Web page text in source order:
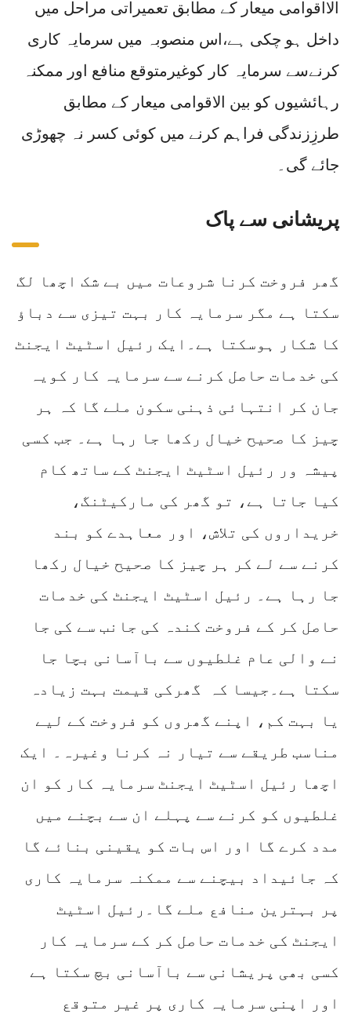
الااقوامی میعار کے مطابق تعمیراتی مراحل میں
داخل ہو چکی ہے،اس منصوبہ میں سرمایہ کاری
کرنےسے سرمایہ کار کوغیرمتوقع منافع اور ممکنہ
رہائشیوں کو بین الاقوامی میعار کے مطابق
طرزِزندگی فراہم کرنے میں کوئی کسر نہ چھوڑی
جائے گی۔
پریشانی سے پاک
گھر فروخت کرنا شروعات میں بے شک اچھا لگ
سکتا ہے مگر سرمایہ کار بہت تیزی سے دباؤ
کا شکار ہوسکتا ہے۔ایک رئیل اسٹیٹ ایجنٹ
کی خدمات حاصل کرنے سے سرمایہ کار کویہ
جان کر انتہائی ذہنی سکون ملے گا کہ ہر
چیز کا صحیح خیال رکھا جا رہا ہے۔ جب کسی
پیشہ ور رئیل اسٹیٹ ایجنٹ کے ساتھ کام
کیا جاتا ہے، تو گھر کی مارکیٹنگ،
خریداروں کی تلاش، اور معاہدے کو بند
کرنے سے لے کر ہر چیز کا صحیح خیال رکھا
جا رہا ہے۔ رئیل اسٹیٹ ایجنٹ کی خدمات
حاصل کر کے فروخت کندہ کی جانب سے کی جا
نے والی عام غلطیوں سے باآسانی بچا جا
سکتا ہے۔جیسا کہ گھرکی قیمت بہت زیادہ
یا بہت کم، اپنے گھروں کو فروخت کے لیے
مناسب طریقے سے تیار نہ کرنا وغیرہ۔ ایک
اچھا رئیل اسٹیٹ ایجنٹ سرمایہ کار کو ان
غلطیوں کو کرنے سے پہلے ان سے بچنے میں
مدد کرے گا اور اس بات کو یقینی بنائے گا
کہ جائیداد بیچنے سے ممکنہ سرمایہ کاری
پر بہترین منافع ملے گا۔رئیل اسٹیٹ
ایجنٹ کی خدمات حاصل کر کے سرمایہ کار
کسی بھی پریشانی سے باآسانی بچ سکتا ہے
اور اپنی سرمایہ کاری پر غیر متوقع